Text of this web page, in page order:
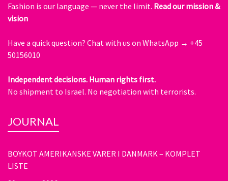
Fashion is our language — never the limit. Read our mission &
vision
Have a quick question? Chat with us on WhatsApp → +45
50156010
Independent decisions. Human rights first.
No shipment to Israel. No negotiation with terrorists.
JOURNAL
BOYKOT AMERIKANSKE VARER I DANMARK – KOMPLET
LISTE